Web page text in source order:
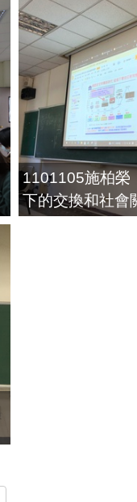
1101105施柏榮
下的交換和社會